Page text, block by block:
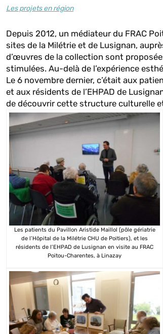
Les projets en région
Depuis 2012, un médiateur du FRAC
sites de la Milétrie et de Lusignan,
d’œuvres de la collection sont
stimulées. Au-delà de l’expérience
Le 6 novembre dernier, c’était aux
et aux résidents de l’EHPAD de
de découvrir cette structure culturelle
Les patients du Pavillon Aristide Maillol (pôle gériatrie
de l’Hôpital de la Milétrie CHU de Poitiers), et les
résidents de l’EHPAD de Lusignan en visite au FRAC
Poitou-Charentes, à Linazay